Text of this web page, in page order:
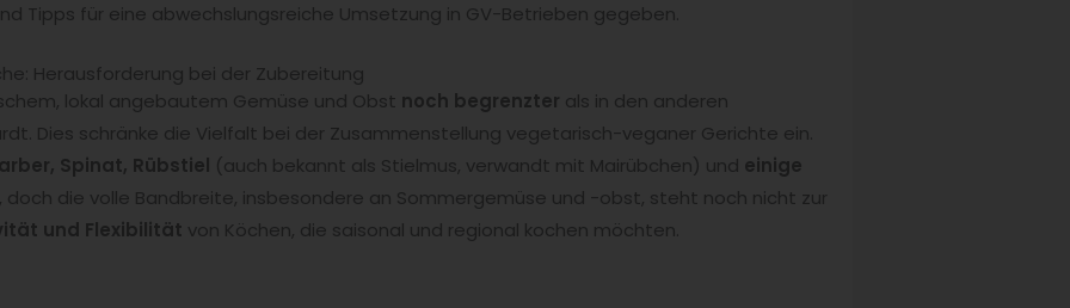
Tipps für eine abwechslungsreiche Umsetzung in GV-Betrieben gegeben.
Herausforderung bei der Zubereitung
lokal angebautem Gemüse und Obst noch begrenzter als in den anderen
Dies schränke die Vielfalt bei der Zusammenstellung vegetarisch-veganer Gerichte ein.
Spinat, Rübstiel (auch bekannt als Stielmus, verwandt mit Mairübchen) und einige
die volle Bandbreite, insbesondere an Sommergemüse und -obst, steht noch nicht zur
und Flexibilität von Köchen, die saisonal und regional kochen möchten.